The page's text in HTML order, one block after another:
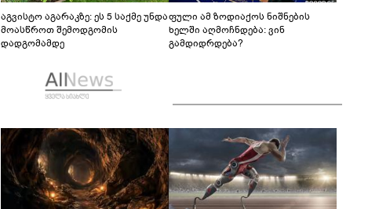
აგვისტო აგარაკზე: ეს 5 საქმე უნდა
მოასწროთ შემოდგომის
დადგომამდე
ფული ამ ზოდიაქოს ნიშნების
ხელში აღმოჩნდება: ვინ
გამდიდრდება?